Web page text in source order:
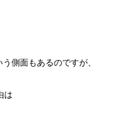
側面もあるのですが、
は